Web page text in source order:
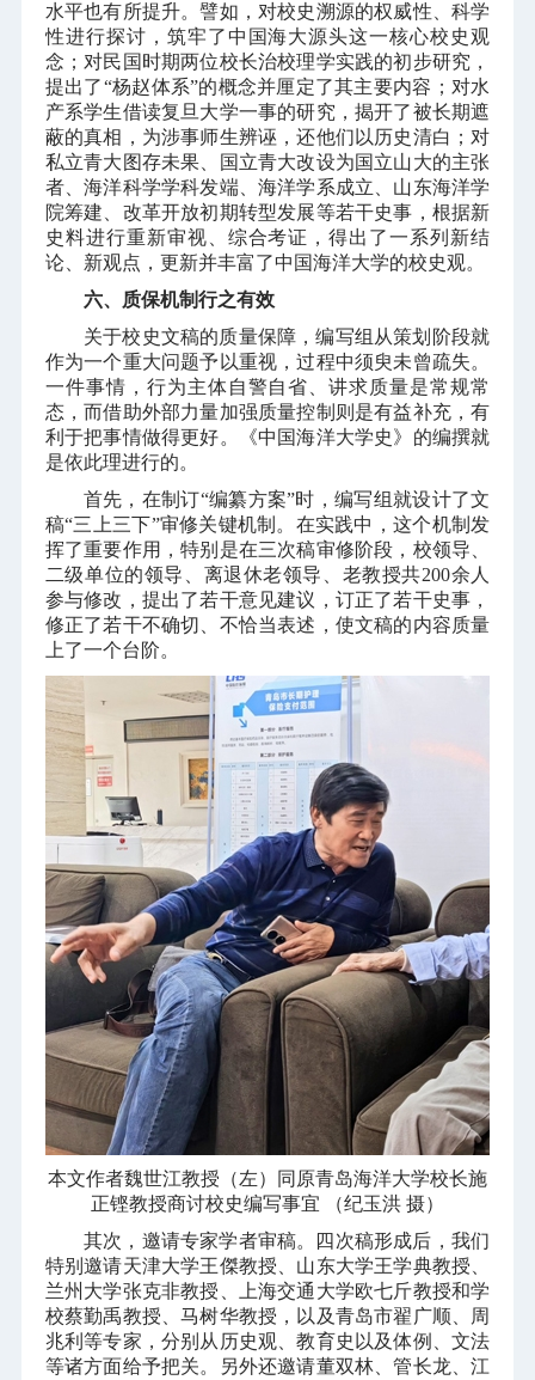
水平也有所提升。譬如，对校史溯源的权威性、科学
性进行探讨，筑牢了中国海大源头这一核心校史观
念；对民国时期两位校长治校理学实践的初步研究，
提出了“杨赵体系”的概念并厘定了其主要内容；对水
产系学生借读复旦大学一事的研究，揭开了被长期遮
蔽的真相，为涉事师生辨诬，还他们以历史清白；对
私立青大图存未果、国立青大改设为国立山大的主张
者、海洋科学学科发端、海洋学系成立、山东海洋学
院筹建、改革开放初期转型发展等若干史事，根据新
史料进行重新审视、综合考证，得出了一系列新结
论、新观点，更新并丰富了中国海洋大学的校史观。
六、质保机制行之有效
关于校史文稿的质量保障，编写组从策划阶段就
作为一个重大问题予以重视，过程中须臾未曾疏失。
一件事情，行为主体自警自省、讲求质量是常规常
态，而借助外部力量加强质量控制则是有益补充，有
利于把事情做得更好。《中国海洋大学史》的编撰就
是依此理进行的。
首先，在制订“编纂方案”时，编写组就设计了文
稿“三上三下”审修关键机制。在实践中，这个机制发
挥了重要作用，特别是在三次稿审修阶段，校领导、
二级单位的领导、离退休老领导、老教授共200余人
参与修改，提出了若干意见建议，订正了若干史事，
修正了若干不确切、不恰当表述，使文稿的内容质量
上了一个台阶。
本文作者魏世江教授（左）同原青岛海洋大学校长施
正铿教授商讨校史编写事宜 （纪玉洪 摄）
其次，邀请专家学者审稿。四次稿形成后，我们
特别邀请天津大学王傑教授、山东大学王学典教授、
兰州大学张克非教授、上海交通大学欧七斤教授和学
校蔡勤禹教授、马树华教授，以及青岛市翟广顺、周
兆利等专家，分别从历史观、教育史以及体例、文法
等诸方面给予把关。另外还邀请董双林、管长龙、江